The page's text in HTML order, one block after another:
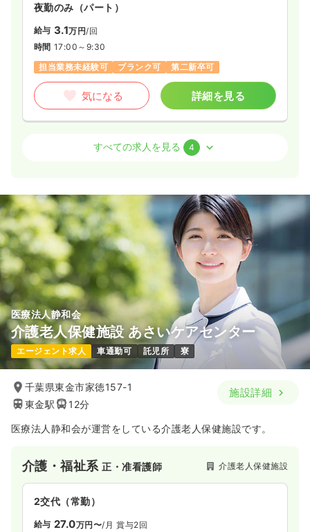
夜勤のみ（パート）
給与 3.1万円/回
時間 17:00～9:30
担当業務未経験可
ブランク可 第二新卒可
気になる 詳細を見る
給与 28.3万円 /月 賞与116.3万円
※経験20年の例
時間 8:45～17:15
4週8休以上
担当業務未経験可 月給28万円以上可
気になる 詳細を見る
訪問看護正看護師 精神科病院
日勤のみ（常勤） 一時募集休止
給与 26.1万円/月 賞与4.1ヶ月
※経験5年の例
時間 9:00～17:30
月給28万円以上可
気になる
内視鏡 正・准看護師
すべての求人を見る 4
医療法人静和会
介護老人保健施設 あさいケアセンター
エージェント求人 車通勤可 託児所 寮
千葉県東金市家徳157-1
東金駅
12分
施設詳細
医療法人静和会が運営をしている介護老人保健施設です。
介護・福祉系正・准看護師 介護老人保健施設
2交代（常勤）
給与 27.0万円〜/月 賞与2回